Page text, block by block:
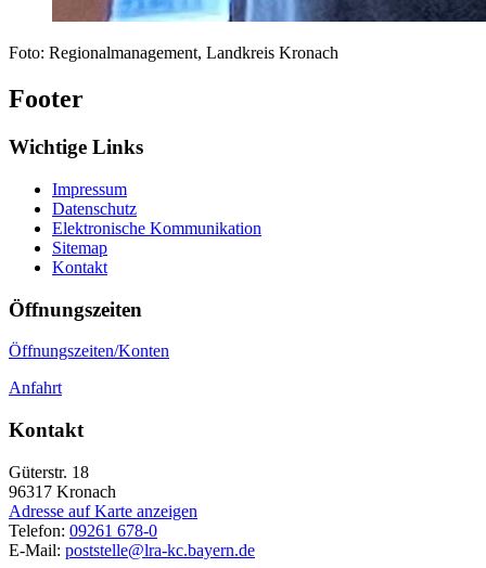
Foto: Regionalmanagement, Landkreis Kronach
Footer
Wichtige Links
Impressum
Datenschutz
Elektronische Kommunikation
Sitemap
Kontakt
Öffnungszeiten
Öffnungszeiten/Konten
Anfahrt
Kontakt
Güterstr. 18
96317 Kronach
Adresse auf Karte anzeigen
Telefon: 09261 678-0
E-Mail: poststelle@lra-kc.bayern.de